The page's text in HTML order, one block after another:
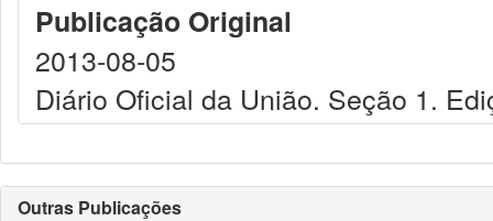
Publicação Original
2013-08-05
Diário Oficial da União. Seção 1.
Outras Publicações